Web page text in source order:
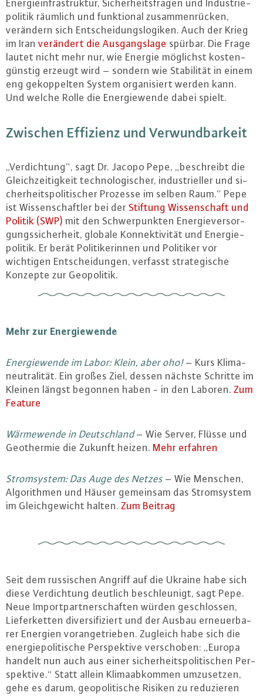
En­er­gie­in­fra­struk­tur, Si­cher­heits­fra­gen und In­dus­trie­
po­li­tik räumlich und funk­tio­nal zu­sam­men­rü­cken,
verändern sich Ent­schei­dungs­lo­gi­ken. Auch der Krieg
im Iranverändert die Aus­gangs­la­ge spürbar. Die Frage
lautet nicht mehr nur, wie Energie möglichst kos­ten­
güns­tig erzeugt wird – sondern wie Sta­bi­li­tät in einem
eng ge­kop­pel­ten System or­ga­ni­siert werden kann.
Und welche Rolle die En­er­gie­wen­de dabei spielt.
Zwischen Effizienz und Ver­wund­bar­keit
„Ver­dich­tung”, sagt Dr. Jacopo Pepe, „be­schreibt die
Gleich­zei­tig­keit tech­no­lo­gi­scher, in­dus­tri­el­ler und si­
cher­heits­po­li­ti­scher Prozesse im selben Raum.” Pepe
ist Wis­sen­schaft­ler bei der Stiftung Wis­sen­schaft und
Politik (SWP) mit den Schwer­punk­ten En­er­gie­ver­sor­
gungs­si­cher­heit, globale Kon­nek­ti­vi­tät und En­er­gie­
po­li­tik. Er berät Po­li­ti­ke­rin­nen und Politiker vor
wichtigen Ent­schei­dun­gen, verfasst stra­te­gi­sche
Konzepte zur Geo­po­li­tik.
Mehr zur En­er­gie­wen­de
En­er­gie­wen­de im Labor: Klein, aber oho! – Kurs Kli­ma­
neu­tra­li­tät. Ein großes Ziel, dessen nächste Schritte im
Kleinen längst begonnen haben - in den Laboren. Zum
Feature
Wär­me­wen­de in Deutsch­land – Wie Server, Flüsse und
Geo­ther­mie die Zukunft heizen. Mehr erfahren
Strom­sys­tem: Das Auge des Netzes – Wie Menschen,
Al­go­rith­men und Häuser gemeinsam das Strom­sys­tem
im Gleich­ge­wicht halten. Zum Beitrag
Seit dem rus­si­schen Angriff auf die Ukraine habe sich
diese Ver­dich­tung deutlich be­schleu­nigt, sagt Pepe.
Neue Im­port­part­ner­schaf­ten würden ge­schlos­sen,
Lie­fer­ket­ten di­ver­si­fi­ziert und der Ausbau er­neu­er­ba­
rer Energien vor­an­ge­trie­ben. Zugleich habe sich die
en­er­gie­po­li­ti­sche Per­spek­ti­ve ver­scho­ben: „Europa
handelt nun auch aus einer si­cher­heits­po­li­ti­schen Per­
spek­ti­ve.“ Statt allein Kli­ma­ab­kom­men um­zu­set­zen,
gehe es darum, geo­po­li­ti­sche Risiken zu re­du­zie­ren